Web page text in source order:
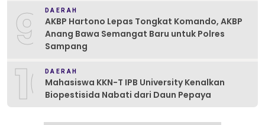
9 DAERAH
AKBP Hartono Lepas Tongkat Komando, AKBP
Anang Bawa Semangat Baru untuk Polres
Sampang
10DAERAH
Mahasiswa KKN-T IPB University Kenalkan
Biopestisida Nabati dari Daun Pepaya